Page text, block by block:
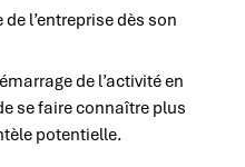
l’entreprise dès son
de l’activité en
se faire connaître plus
potentielle.